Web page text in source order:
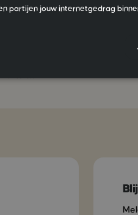
meer volume en structuur en
Salt op handdoekdroog of
beste natuurlijke grondstoffen
partijen jouw internetgedrag